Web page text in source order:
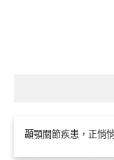
顳顎關節疾患，正悄